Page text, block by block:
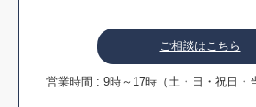
ご相談はこちら
営業時間 : 9時～17時（土・日・祝日・